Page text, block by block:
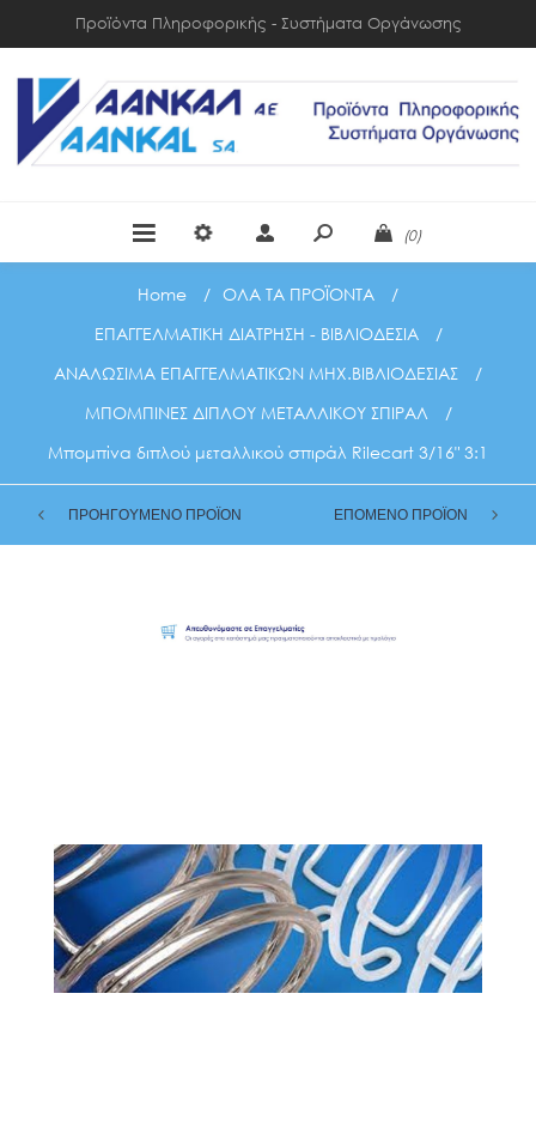
Προϊόντα Πληροφορικής - Συστήματα Οργάνωσης
(0)
Home / ΟΛΑ ΤΑ ΠΡΟΪΟΝΤΑ
/
ΕΠΑΓΓΕΛΜΑΤΙΚΗ ΔΙΑΤΡΗΣΗ - ΒΙΒΛΙΟΔΕΣΙΑ
/
ΑΝΑΛΩΣΙΜΑ ΕΠΑΓΓΕΛΜΑΤΙΚΩΝ ΜΗΧ.ΒΙΒΛΙΟΔΕΣΙΑΣ
/
ΜΠΟΜΠΙΝΕΣ ΔΙΠΛΟΥ ΜΕΤΑΛΛΙΚΟΥ ΣΠΙΡΑΛ
/
Μπομπίνα διπλού μεταλλικού σπιράλ Rilecart 3/16" 3:1
ΠΡΟΗΓΟΥΜΕΝΟ ΠΡΟΪΟΝ ΕΠΟΜΕΝΟ ΠΡΟΪΟΝ